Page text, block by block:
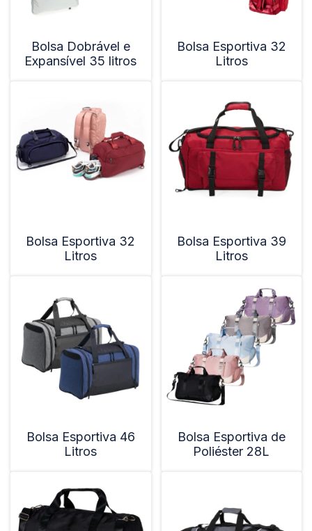
Bolsa Dobrável e
Expansível 35 litros
Bolsa Esportiva 32
Litros
Bolsa Esportiva 32
Litros
Bolsa Esportiva 39
Litros
Bolsa Esportiva 46
Litros
Bolsa Esportiva de
Poliéster 28L